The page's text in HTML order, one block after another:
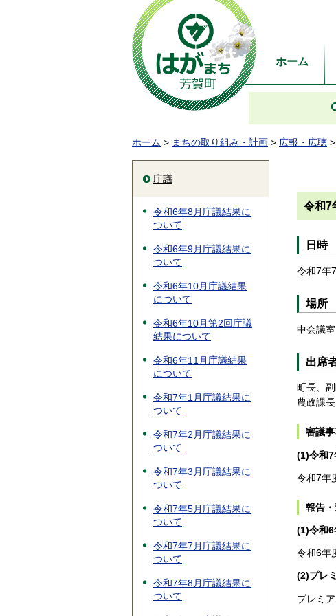
ホーム
ホーム > まちの取り組み・計画 > 広報・広聴 >
庁議
令和6年8月庁議結果に
ついて
令和6年9月庁議結果に
ついて
令和6年10月庁議結果
について
令和6年10月第2回庁議
結果について
令和6年11月庁議結果
について
令和7年1月庁議結果に
ついて
令和7年2月庁議結果に
ついて
令和7年3月庁議結果に
ついて
令和7年5月庁議結果に
ついて
令和7年7月庁議結果に
ついて
令和7年8月庁議結果に
ついて
令和7
日時
令和7年
場所
中会議室
出席
町長、
農政課
審議
(1)令和7
令和7年
報告
(1)令和6
令和6年
(2)プレ
プレミ